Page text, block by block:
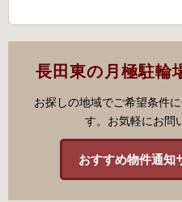
長田東の月極駐輪
お探しの地域でご希望条件
す。お気軽にお問
おすすめ物件通知